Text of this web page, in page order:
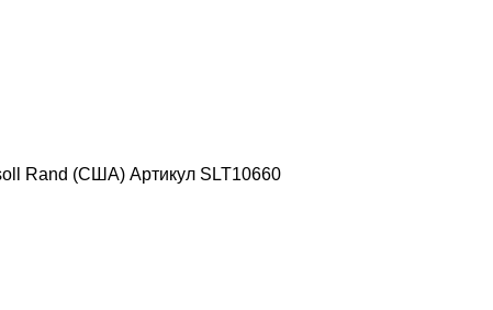
Rand (США) Артикул SLT10660